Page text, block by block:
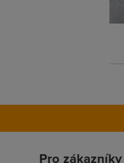
Pro zákazníky